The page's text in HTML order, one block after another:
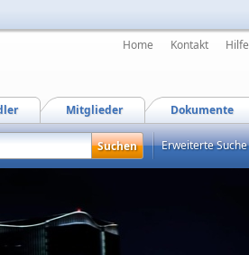
Home Kontakt Hilfe
Dokumente
Mitglieder
Erweiterte Suche